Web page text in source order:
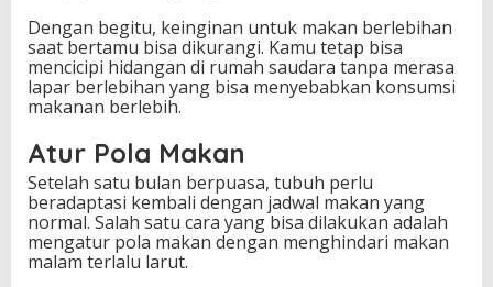
Dengan begitu, keinginan untuk makan berlebihan
saat bertamu bisa dikurangi. Kamu tetap bisa
mencicipi hidangan di rumah saudara tanpa merasa
lapar berlebihan yang bisa menyebabkan konsumsi
makanan berlebih.
Atur Pola Makan
Setelah satu bulan berpuasa, tubuh perlu
beradaptasi kembali dengan jadwal makan yang
normal. Salah satu cara yang bisa dilakukan adalah
mengatur pola makan dengan menghindari makan
malam terlalu larut.